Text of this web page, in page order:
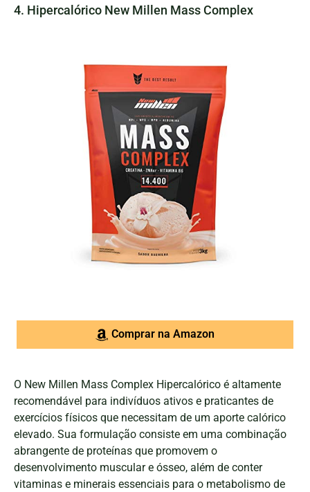
4. Hipercalórico New Millen Mass Complex
Comprar na Amazon
O New Millen Mass Complex Hipercalórico é altamente
recomendável para indivíduos ativos e praticantes de
exercícios físicos que necessitam de um aporte calórico
elevado. Sua formulação consiste em uma combinação
abrangente de proteínas que promovem o
desenvolvimento muscular e ósseo, além de conter
vitaminas e minerais essenciais para o metabolismo de